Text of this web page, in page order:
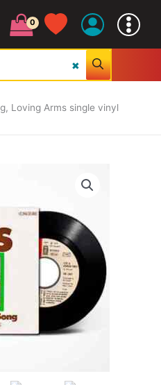
Loving Arms single vinyl